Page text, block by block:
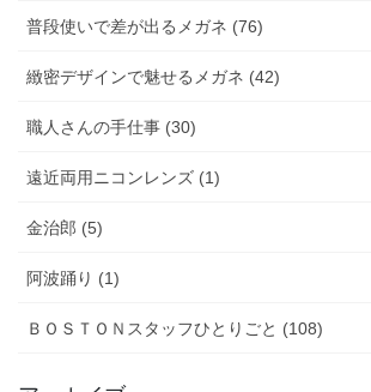
普段使いで差が出るメガネ (76)
緻密デザインで魅せるメガネ (42)
職人さんの手仕事 (30)
遠近両用ニコンレンズ (1)
金治郎 (5)
阿波踊り (1)
ＢＯＳＴＯＮスタッフひとりごと (108)